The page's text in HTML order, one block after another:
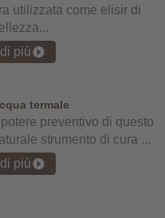
utilizzata come elisir di
di più
termale
potere preventivo di questo
strumento di cura ...
di più